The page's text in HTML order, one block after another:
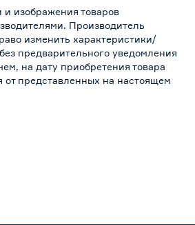
и изображения товаров
Производитель
изменить характеристики/
предварительного уведомления
на дату приобретения товара
от представленных на настоящем